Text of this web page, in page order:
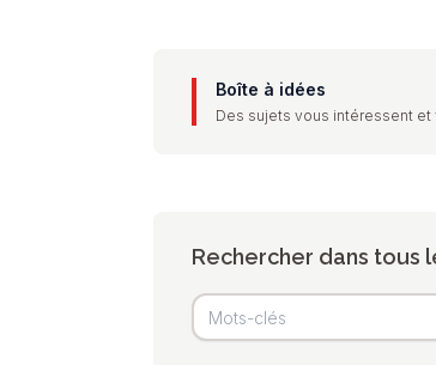
Boîte à idées
Des sujets vous intéressent
Rechercher dans tous